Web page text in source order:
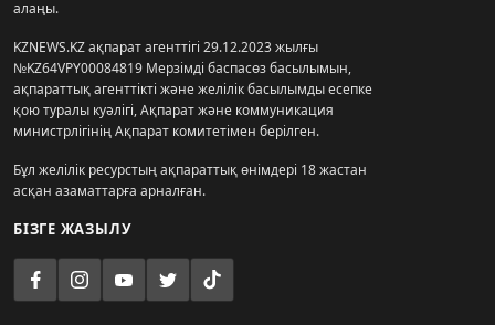
алаңы.
KZNEWS.KZ ақпарат агенттігі 29.12.2023 жылғы
№KZ64VPY00084819 Мерзімді баспасөз басылымын,
ақпараттық агенттікті және желілік басылымды есепке
қою туралы куәлігі, Ақпарат және коммуникация
министрлігінің Ақпарат комитетімен берілген.
Бұл желілік ресурстың ақпараттық өнімдері 18 жастан
асқан азаматтарға арналған.
БІЗГЕ ЖАЗЫЛУ